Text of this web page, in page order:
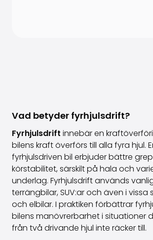
Vad betyder fyrhjulsdrift?
Fyrhjulsdrift innebär en
bilens kraft överförs till alla fyra hjul.
fyrhjulsdriven bil erbjuder bättre
körstabilitet, särskilt på hala och
underlag. Fyrhjulsdrift används
terrängbilar, SUV:ar och även i vissa
och elbilar. I praktiken förbättrar
bilens manövrerbarhet i situationer
från två drivande hjul inte räcker till.